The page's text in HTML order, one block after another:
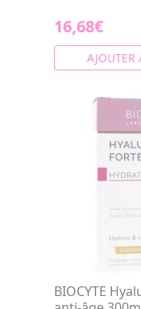
16,68€
AJOUTER
BIOCYTE